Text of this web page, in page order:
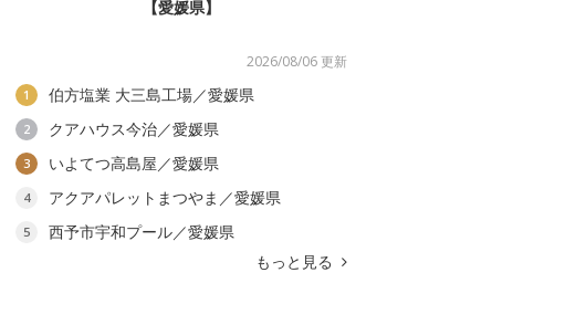
【愛媛県】
2026/08/06 更新
1 伯方塩業 大三島工場／愛媛県
2 クアハウス今治／愛媛県
3 いよてつ高島屋／愛媛県
4 アクアパレットまつやま／愛媛県
5
西予市宇和プール／愛媛県
もっと見る